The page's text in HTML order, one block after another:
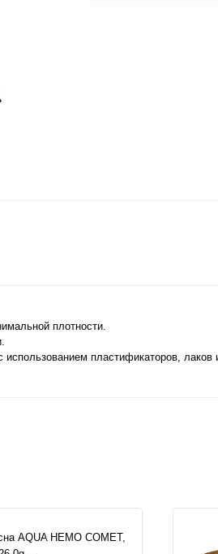
плотности.
пластификаторов,
AQUA НЕМО COMET,